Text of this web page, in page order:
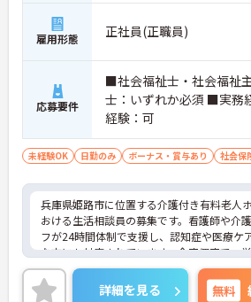
雇用形態 正社員(正職員)
応募要件
■社会福祉士・社会福祉
士：いずれか必須 ■実
経験：可
未経験OK 日勤のみ ボーナス・賞与あり 社会保
兵庫県姫路市に位置する介護付き有料老人
おける生活相談員の募集です。看護師や介
フが24時間体制で支援し、認知症や医療ケ
な方にも対応されています。全室個室で、
ンスに配慮した食事や多様な入浴設備を備
して暮らせるよう支援されています。
詳細を見る 無料